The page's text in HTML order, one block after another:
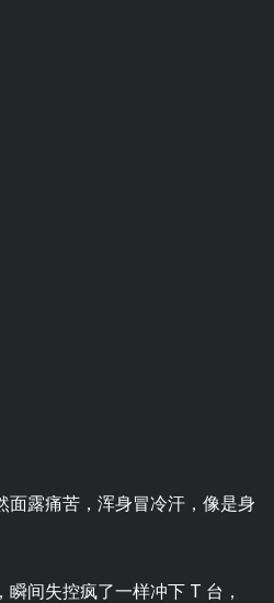
面露痛苦，浑身冒冷汗，像是身
间失控疯了一样冲下 T 台，